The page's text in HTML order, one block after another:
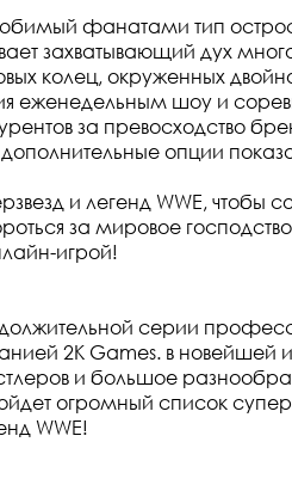
фанатами тип
захватывающий дух
колец, окруженных
еженедельным шоу и
за превосходство
опции
и легенд WWE, чтобы
за мировое господство
игрой!
серии
2K Games. в новейшей
и большое
огромный список
WWE!